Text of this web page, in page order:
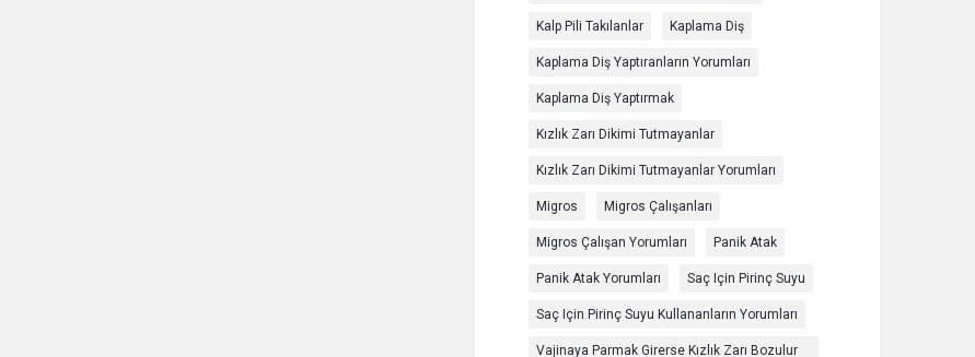
Kalp Pili Takılanlar Kaplama Diş
Kaplama Diş Yaptıranların Yorumları
Kaplama Diş Yaptırmak
Kızlık Zarı Dikimi Tutmayanlar
Kızlık Zarı Dikimi Tutmayanlar Yorumları
Migros Migros Çalışanları
Migros Çalışan Yorumları Panik Atak
Panik Atak Yorumları Saç Için Pirinç Suyu
Saç Için Pirinç Suyu Kullananların Yorumları
Vajinaya Parmak Girerse Kızlık Zarı Bozulur